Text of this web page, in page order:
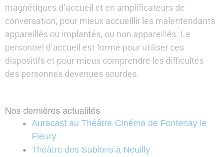
magnétiques d’accueil et en amplificateurs de
conversation, pour mieux accueillir les malentendants
appareillés ou implantés, ou non appareillés. Le
personnel d’accueil est formé pour utiliser ces
dispositifs et pour mieux comprendre les difficultés
des personnes devenues sourdes.
Nos dernières actualités
Auracast au Théâtre-Cinéma de Fontenay le
Fleury
Théâtre des Sablons à Neuilly